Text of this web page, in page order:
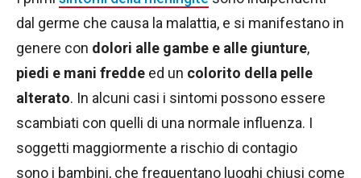
dal germe che causa la malattia, e si manifestano in
genere con dolori alle gambe e alle giunture,
piedi e mani fredde ed un colorito della pelle
alterato. In alcuni casi i sintomi possono essere
scambiati con quelli di una normale influenza. I
soggetti maggiormente a rischio di contagio
sono i bambini, che frequentano luoghi chiusi come